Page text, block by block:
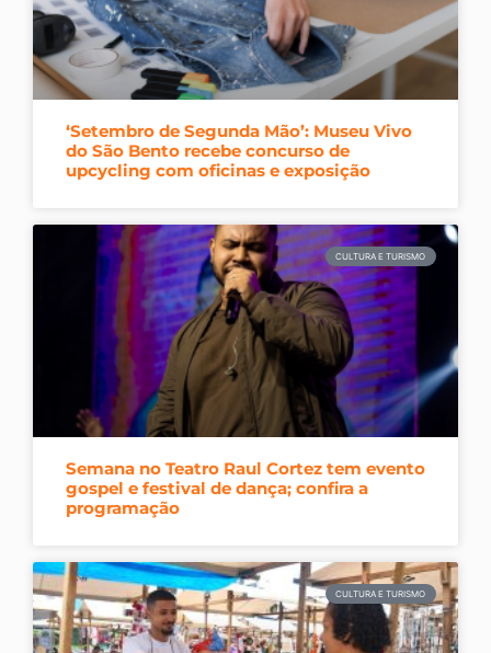
‘Setembro de Segunda Mão’: Museu Vivo
do São Bento recebe concurso de
upcycling com oficinas e exposição
CULTURA E TURISMO
Semana no Teatro Raul Cortez tem evento
gospel e festival de dança; confira a
programação
CULTURA E TURISMO